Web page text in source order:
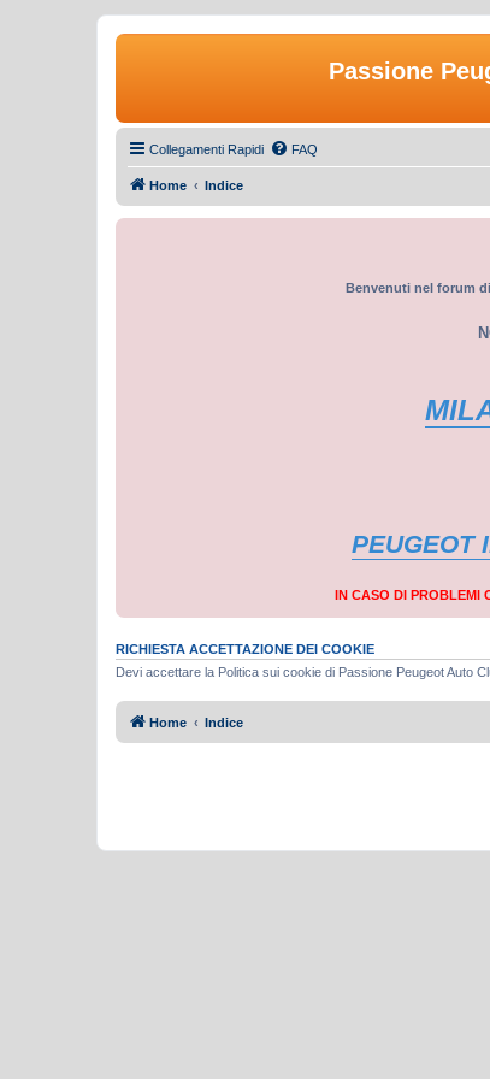
Passione
Collegamenti Rapidi FAQ
Home Indice
Benvenuti nel forum di
PEUGEOT
IN CASO DI PROBLEMI
RICHIESTA ACCETTAZIONE DEI COOKIE
Devi accettare la Politica sui cookie di Passione Peugeot Auto
Home Indice